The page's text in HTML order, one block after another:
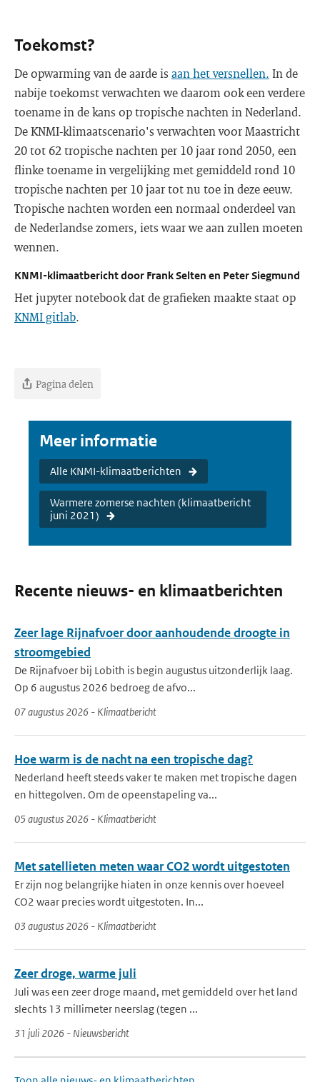
Toekomst?
De opwarming van de aarde isaan het versnellen. In de
nabije toekomst verwachten we daarom ook een verdere
toename in de kans op tropische nachten in Nederland.
De KNMI-klimaatscenario's verwachten voor Maastricht
20 tot 62 tropische nachten per 10 jaar rond 2050, een
flinke toename in vergelijking met gemiddeld rond 10
tropische nachten per 10 jaar tot nu toe in deze eeuw.
Tropische nachten worden een normaal onderdeel van
de Nederlandse zomers, iets waar we aan zullen moeten
wennen.
KNMI-klimaatbericht door Frank Selten en Peter Siegmund
Het jupyter notebook dat de grafieken maakte staat op
KNMI gitlab.
Pagina delen
Meer informatie
Alle KNMI-klimaatberichten
Warmere zomerse nachten (klimaatbericht
juni 2021)
Recente nieuws- en klimaatberichten
Zeer lage Rijnafvoer door aanhoudende droogte in
stroomgebied
De Rijnafvoer bij Lobith is begin augustus uitzonderlijk laag.
Op 6 augustus 2026 bedroeg de afvo...
07 augustus 2026 - Klimaatbericht
Hoe warm is de nacht na een tropische dag?
Nederland heeft steeds vaker te maken met tropische dagen
en hittegolven. Om de opeenstapeling va...
05 augustus 2026 - Klimaatbericht
Met satellieten meten waar CO2 wordt uitgestoten
Er zijn nog belangrijke hiaten in onze kennis over hoeveel
CO2 waar precies wordt uitgestoten. In...
03 augustus 2026 - Klimaatbericht
Zeer droge, warme juli
Juli was een zeer droge maand, met gemiddeld over het land
slechts 13 millimeter neerslag (tegen ...
31 juli 2026 - Nieuwsbericht